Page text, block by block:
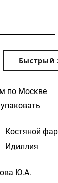
Быстрый
по Москве
Костяной
Идиллия
Ю.А.